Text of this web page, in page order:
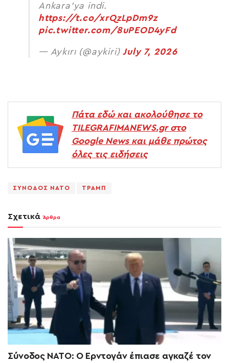
Ankara’ya indi.
https://t.co/xrQzLpDm9z
pic.twitter.com/8uPEOD4yFd
— Aykırı (@aykiri) July 7, 2026
Πάτα εδώ και ακολούθησε το
TILEGRAFIMANEWS.gr στο
Google News και μάθε πρώτος
όλες τις ειδήσεις
ΣΥΝΟΔΟΣ ΝΑΤΟ ΤΡΑΜΠ
Σχετικά Άρθρα
Σύνοδος ΝΑΤΟ: Ο Ερντογάν έπιασε αγκαζέ τον